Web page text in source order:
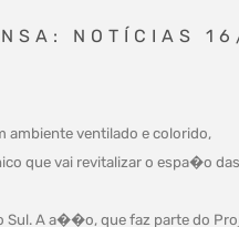
NOTÍCIAS
ambiente ventilado e colorido,
que vai revitalizar o espa�o das
A a��o, que faz parte do